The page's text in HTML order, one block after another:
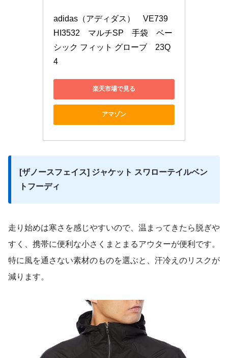
adidas（アディダス）　VE739
HI3532　マルチSP　手袋　ベー
シック フィット グローブ　23Q
4
楽天市場で見る
アマゾン
[ザノースフェイス] ジャケット スワローテイルベン
トフーディ
走り始めは寒さを感じやすいので、温まってきたら脱ぎや
すく、携帯に便利な小さくまとまるアウターが便利です。
特に風を通さない素材のものを選ぶと、汗冷えのリスクが
減ります。